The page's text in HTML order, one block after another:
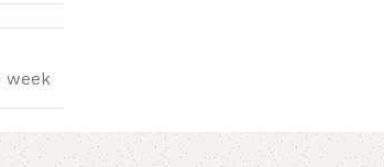
week